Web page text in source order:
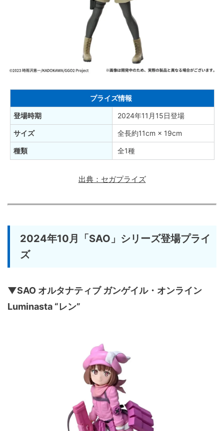
プライズ情報
登場時期 2024年11月15日登場
サイズ 全長約11cm × 19cm
種類 全1種
出典：セガプライズ
2024年10月「SAO」シリーズ登場プライ
ズ
▼SAO オルタナティブ ガンゲイル・オンライン
Luminasta “レン”